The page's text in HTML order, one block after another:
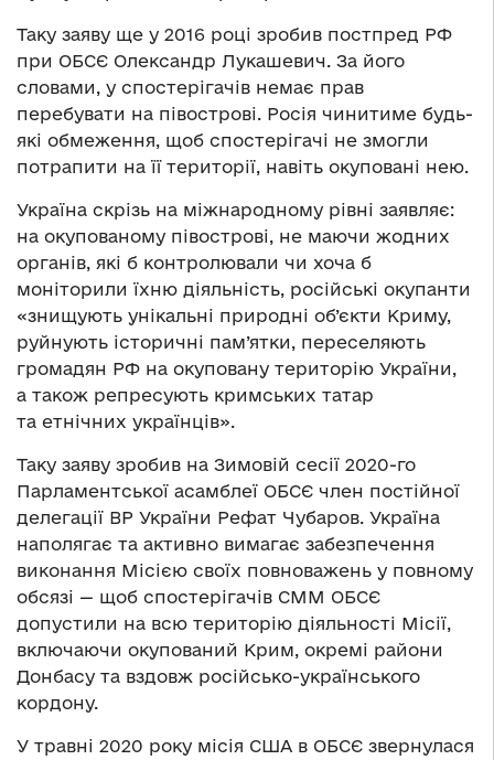
Таку заяву ще у 2016 році зробив постпред РФ
при ОБСЄ Олександр Лукашевич. За його
словами, у спостерігачів немає прав
перебувати на півострові. Росія чинитиме будь-
які обмеження, щоб спостерігачі не змогли
потрапити на її території, навіть окуповані нею.
Україна скрізь на міжнародному рівні заявляє:
на окупованому півострові, не маючи жодних
органів, які б контролювали чи хоча б
моніторили їхню діяльність, російські окупанти
«знищують унікальні природні об’єкти Криму,
руйнують історичні пам’ятки, переселяють
громадян РФ на окуповану територію України,
а також репресують кримських татар
та етнічних українців».
Таку заяву зробив на Зимовій сесії 2020-го
Парламентської асамблеї ОБСЄ член постійної
делегації ВР України Рефат Чубаров. Україна
наполягає та активно вимагає забезпечення
виконання Місією своїх повноважень у повному
обсязі — щоб спостерігачів СММ ОБСЄ
допустили на всю територію діяльності Місії,
включаючи окупований Крим, окремі райони
Донбасу та вздовж російсько-українського
кордону.
У травні 2020 року місія США в ОБСЄ звернулася